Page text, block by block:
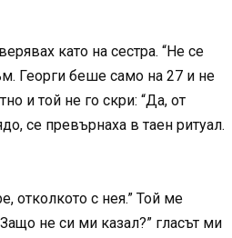
като на сестра. “Не се
Георги беше само на 27 и не
и той не го скри: “Да, от
се превърнаха в таен ритуал.
отколкото с нея.” Той ме
не си ми казал?” гласът ми